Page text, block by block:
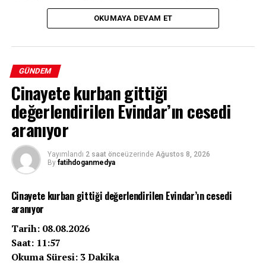
sağlayacak.
OKUMAYA DEVAM ET
GÜNDEM
Cinayete kurban gittiği
değerlendirilen Evindar’ın cesedi
aranıyor
Yayımlandı 2 saat önceüzerinde Ağustos 8, 2026
By fatihdoganmedya
Cinayete kurban gittiği değerlendirilen Evindar’ın cesedi
aranıyor
Tarih: 08.08.2026
Saat: 11:57
Okuma Süresi: 3 Dakika